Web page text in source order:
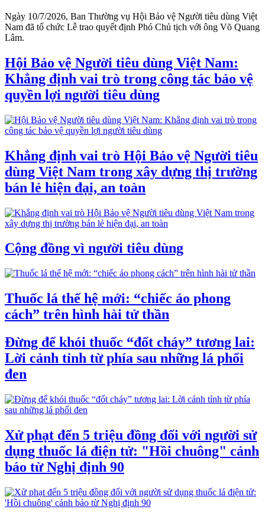
Ngày 10/7/2026, Ban Thường vụ Hội Bảo vệ Người tiêu dùng Việt
Nam đã tổ chức Lễ trao quyết định Phó Chủ tịch với ông Võ Quang
Lâm.
Hội Bảo vệ Người tiêu dùng Việt Nam:
Khẳng định vai trò trong công tác bảo vệ
quyền lợi người tiêu dùng
Khẳng định vai trò Hội Bảo vệ Người tiêu
dùng Việt Nam trong xây dựng thị trường
bán lẻ hiện đại, an toàn
Cộng đồng vì người tiêu dùng
Thuốc lá thế hệ mới: “chiếc áo phong
cách” trên hình hài tử thần
Đừng để khói thuốc “đốt cháy” tương lai:
Lời cảnh tỉnh từ phía sau những lá phổi
đen
Xử phạt đến 5 triệu đồng đối với người sử
dụng thuốc lá điện tử: "Hồi chuông" cảnh
báo từ Nghị định 90